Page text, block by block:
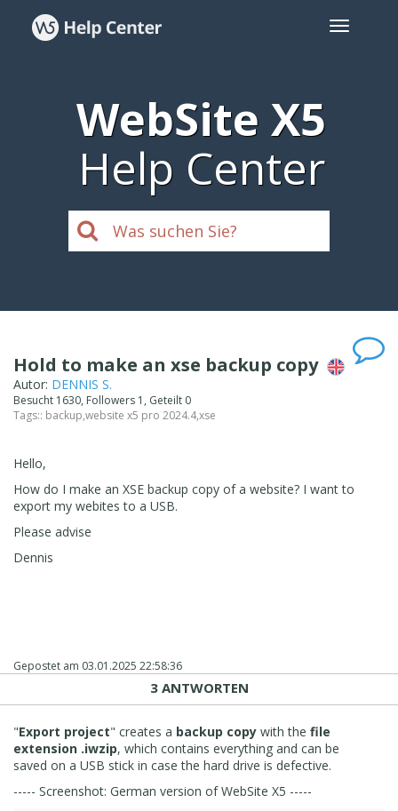
WebSite X5
Help Center
Hold to make an xse backup copy
Autor: DENNIS S.
Besucht 1630, Followers 1, Geteilt 0
Tags:: backup,website x5 pro 2024.4,xse
Hello,
How do I make an XSE backup copy of a website? I want to
export my webites to a USB.
Please advise
Dennis
Gepostet am 03.01.2025 22:58:36
3 ANTWORTEN
"Export project" creates a backup copy with the file
extension .iwzip, which contains everything and can be
saved on a USB stick in case the hard drive is defective.
----- Screenshot: German version of WebSite X5 -----